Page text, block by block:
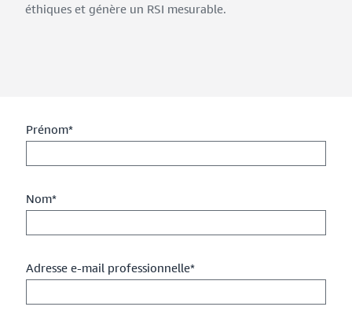
éthiques et génère un RSI mesurable.
Prénom*
Nom*
Adresse e-mail professionnelle*